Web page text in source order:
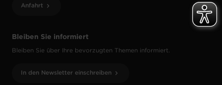
Bleiben Sie informiert
Bleiben Sie über Ihre bevorzugten Themen informiert.
In den Newsletter einschreiben
Anfahrt